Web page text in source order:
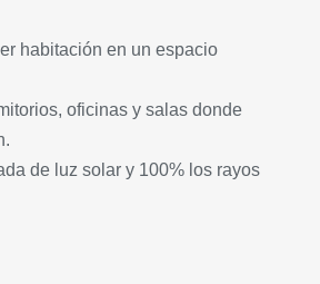
habitación en un espacio
oficinas y salas donde
de luz solar y 100% los rayos